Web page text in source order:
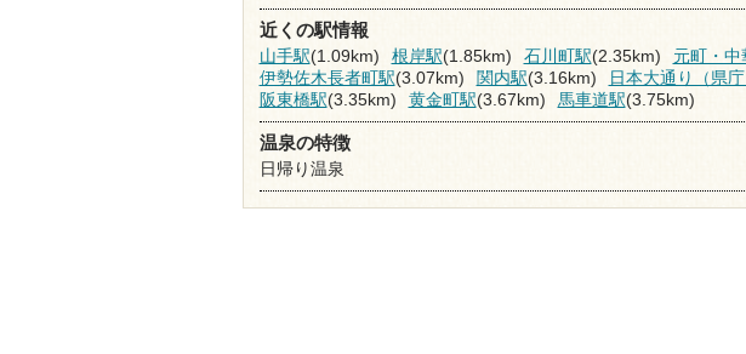
近くの駅情報
山手駅(1.09km) 根岸駅(1.85km) 石川町駅(2.35km) 元町・中
伊勢佐木長者町駅(3.07km) 関内駅(3.16km) 日本大通り（県
阪東橋駅(3.35km) 黄金町駅(3.67km) 馬車道駅(3.75km)
温泉の特徴
日帰り温泉